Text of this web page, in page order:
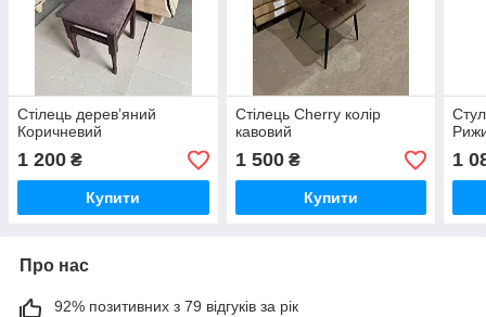
Стілець деревʼяний
Коричневий
1 200 ₴
Купити
Стілець Cherry колір
кавовий
1 500₴
Купити
1
Про нас
92% позитивних з 79 відгуків за рік